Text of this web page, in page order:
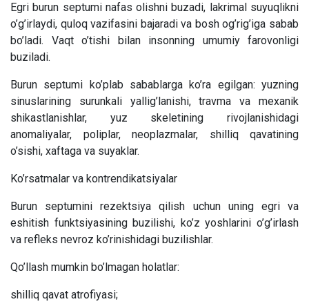
Egri burun septumi nafas olishni buzadi, lakrimal suyuqlikni
o’g’irlaydi, quloq vazifasini bajaradi va bosh og’rig’iga sabab
bo’ladi. Vaqt o’tishi bilan insonning umumiy farovonligi
buziladi.
Burun septumi ko’plab sabablarga ko’ra egilgan: yuzning
sinuslarining surunkali yallig’lanishi, travma va mexanik
shikastlanishlar, yuz skeletining rivojlanishidagi
anomaliyalar, poliplar, neoplazmalar, shilliq qavatining
o’sishi, xaftaga va suyaklar.
Ko’rsatmalar va kontrendikatsiyalar
Burun septumini rezektsiya qilish uchun uning egri va
eshitish funktsiyasining buzilishi, ko’z yoshlarini o’g’irlash
va refleks nevroz ko’rinishidagi buzilishlar.
Qo’llash mumkin bo’lmagan holatlar:
shilliq qavat atrofiyasi;